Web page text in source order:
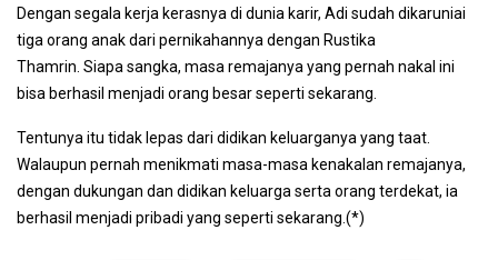
Dengan segala kerja kerasnya di dunia karir, Adi sudah dikaruniai
tiga orang anak dari pernikahannya dengan Rustika
Thamrin. Siapa sangka, masa remajanya yang pernah nakal ini
bisa berhasil menjadi orang besar seperti sekarang.
Tentunya itu tidak lepas dari didikan keluarganya yang taat.
Walaupun pernah menikmati masa-masa kenakalan remajanya,
dengan dukungan dan didikan keluarga serta orang terdekat, ia
berhasil menjadi pribadi yang seperti sekarang.(*)